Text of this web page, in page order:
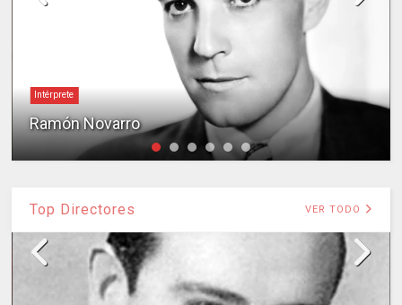
Intérprete
Ramón Novarro
Top Directores VER TODO